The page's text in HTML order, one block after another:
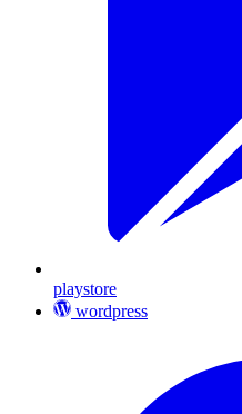
playstore
wordpress